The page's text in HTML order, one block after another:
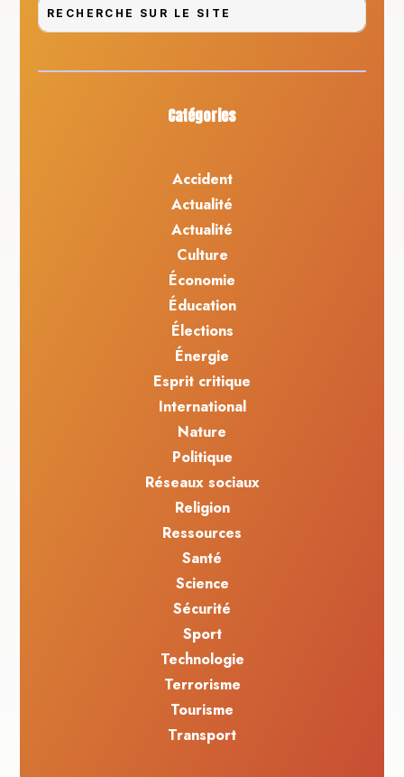
Catégories
Accident
Actualité
Actualité
Culture
Économie
Éducation
Élections
Énergie
Esprit critique
International
Nature
Politique
Réseaux sociaux
Religion
Ressources
Santé
Science
Sécurité
Sport
Technologie
Terrorisme
Tourisme
Transport